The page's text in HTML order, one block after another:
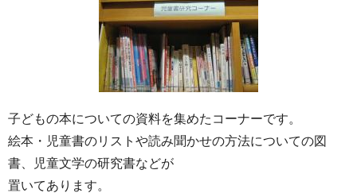
子どもの本についての資料を集めたコーナーです。
絵本・児童書のリストや読み聞かせの方法についての図
書、児童文学の研究書などが
置いてあります。